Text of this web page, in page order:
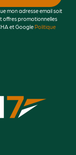
mon adresse email soit
offres promotionnelles
et GooglePolitique